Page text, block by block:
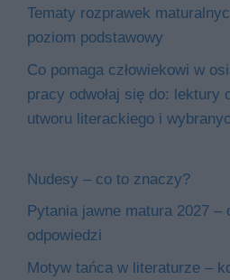
Tematy rozprawek
poziom podstawowy
Co pomaga człowiekowi w
pracy odwołaj się do: lektury
utworu literackiego i
Nudesy – co to znaczy?
Pytania jawne matura 2027 –
odpowiedzi
Motyw tańca w literaturze –